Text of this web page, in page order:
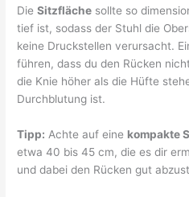
DieSitzfläche sollte so
tief ist, sodass der Stuhl die
keine Druckstellen verursacht.
führen, dass du den Rücken
die Knie höher als die Hüfte
Durchblutung ist.
Tipp: Achte auf eine kompakte
etwa 40 bis 45 cm, die es dir
und dabei den Rücken gut